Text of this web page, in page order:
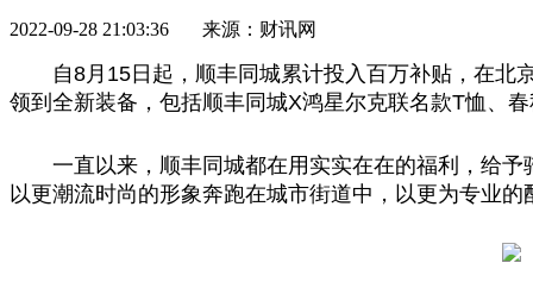
2022-09-28 21:03:36 来源：财讯网
自8月15日起，顺丰同城累计投入百万补贴，在北
领到全新装备，包括顺丰同城X鸿星尔克联名款T恤、
一直以来，顺丰同城都在用实实在在的福利，给
以更潮流时尚的形象奔跑在城市街道中，以更为专业的